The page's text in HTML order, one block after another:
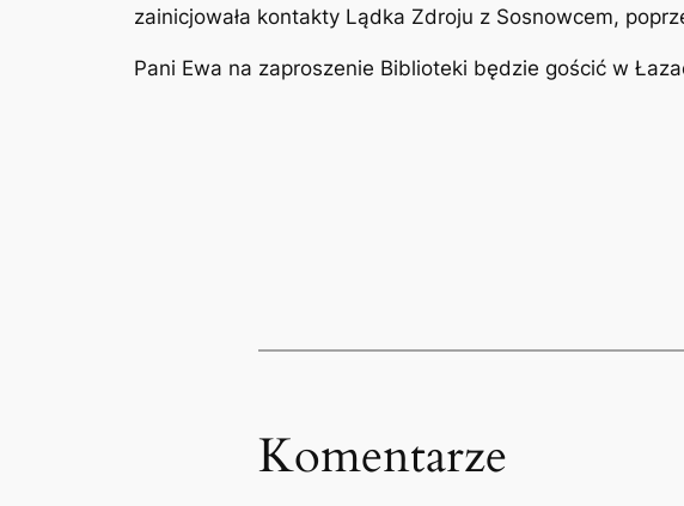
zainicjowała kontakty Lądka Zdroju z Sosnowcem,
Pani Ewa na zaproszenie Biblioteki będzie gościć w
Komentarze